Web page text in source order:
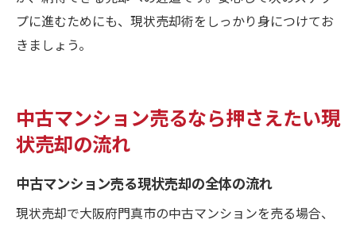
プに進むためにも、現状売却術をしっかり身につけてお
きましょう。
中古マンション売るなら押さえたい現
状売却の流れ
中古マンション売る現状売却の全体の流れ
現状売却で大阪府門真市の中古マンションを売る場合、